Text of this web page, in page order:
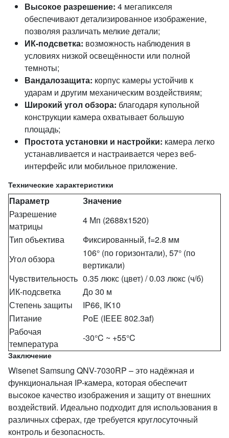
Высокое разрешение: 4 мегапикселя
обеспечивают детализированное изображение,
позволяя различать мелкие детали;
ИК-подсветка: возможность наблюдения в
условиях низкой освещённости или полной
темноты;
Вандалозащита: корпус камеры устойчив к
ударам и другим механическим воздействиям;
Широкий угол обзора: благодаря купольной
конструкции камера охватывает большую
площадь;
Простота установки и настройки: камера легко
устанавливается и настраивается через веб-
интерфейс или мобильное приложение.
Технические характеристики
Параметр
Значение
Разрешение
матрицы
4 Мп (2688x1520)
Тип объектива
Фиксированный, f=2.8 мм
Угол обзора
106° (по горизонтали), 57° (по
вертикали)
Чувствительность 0.35 люкс (цвет) / 0.03 люкс (ч/б)
ИК-подсветка
До 30 м
Степень защиты
IP66, IK10
Питание
PoE (IEEE 802.3af)
Рабочая
температура
-30°C ~ +55°C
Заключение
Wisenet Samsung QNV-7030RP – это надёжная и
функциональная IP-камера, которая обеспечит
высокое качество изображения и защиту от внешних
воздействий. Идеально подходит для использования в
различных сферах, где требуется круглосуточный
контроль и безопасность.